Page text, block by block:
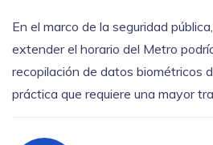
En el marco de la seguridad
extender el horario del Metro
recopilación de datos biométricos
práctica que requiere una mayor